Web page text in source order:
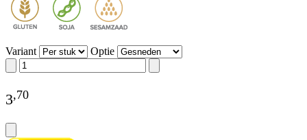
Variant Optie
3,70